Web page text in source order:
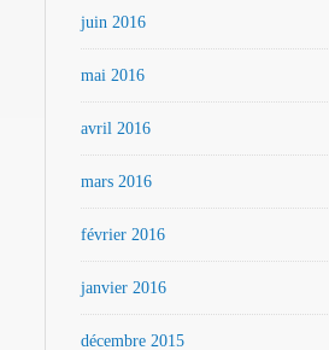
juin 2016
mai 2016
avril 2016
mars 2016
février 2016
janvier 2016
décembre 2015